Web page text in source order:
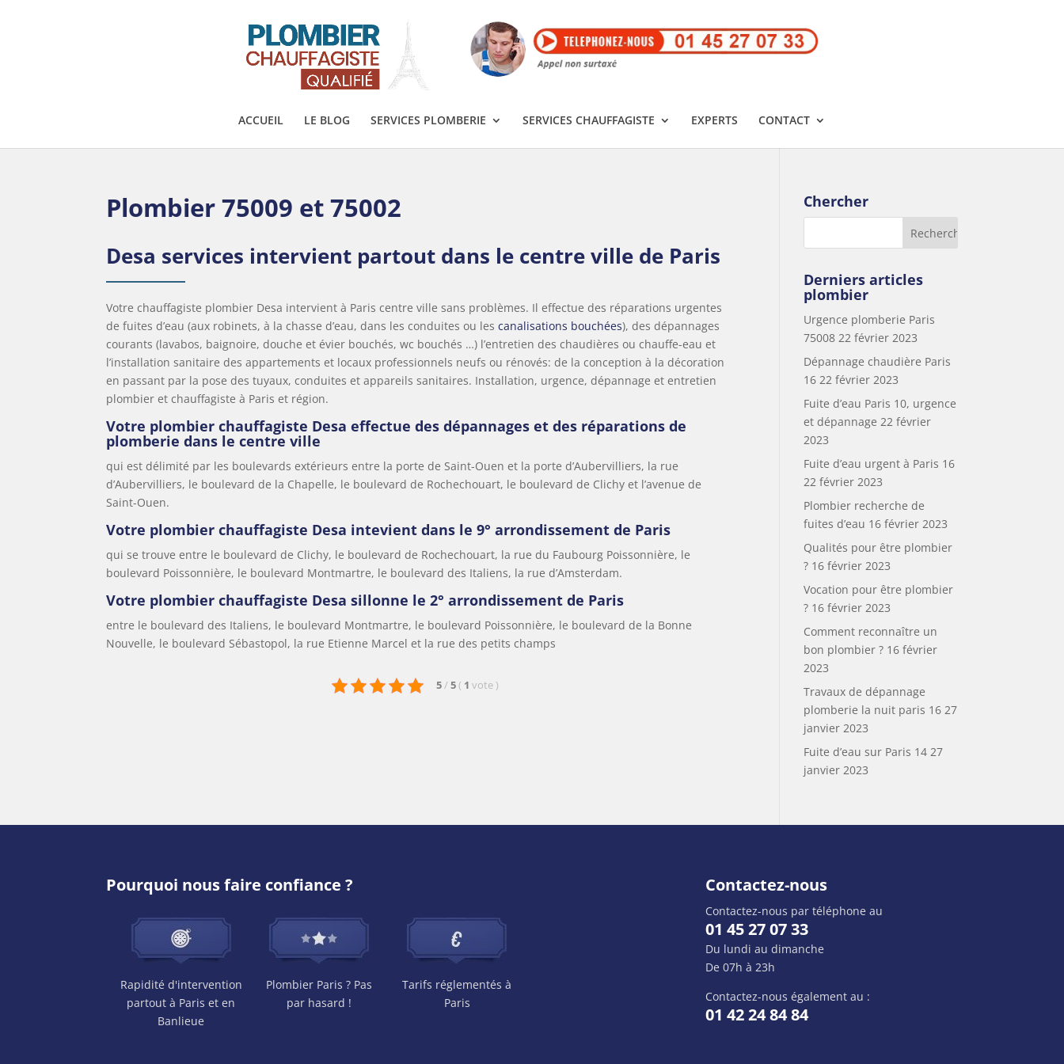
ACCUEIL LE BLOG SERVICES PLOMBERIE SERVICES CHAUFFAGISTE EXPERTS CONTACT
Plombier 75009 et 75002
Desa services intervient partout dans le centre ville de Paris
Votre chauffagiste plombier Desa intervient à Paris centre ville sans problèmes. Il effectue des réparations urgentes
de fuites d’eau (aux robinets, à la chasse d’eau, dans les conduites ou lescanalisations bouchées), des dépannages
courants (lavabos, baignoire, douche et évier bouchés, wc bouchés …) l’entretien des chaudières ou chauffe-eau et
l’installation sanitaire des appartements et locaux professionnels neufs ou rénovés: de la conception à la décoration
en passant par la pose des tuyaux, conduites et appareils sanitaires. Installation, urgence, dépannage et entretien
plombier et chauffagiste à Paris et région.
Votre plombier chauffagiste Desa effectue des dépannages et des réparations de
plomberie dans le centre ville
qui est délimité par les boulevards extérieurs entre la porte de Saint-Ouen et la porte d’Aubervilliers, la rue
d’Aubervilliers, le boulevard de la Chapelle, le boulevard de Rochechouart, le boulevard de Clichy et l’avenue de
Saint-Ouen.
Votre plombier chauffagiste Desa intevient dans le 9° arrondissement de Paris
qui se trouve entre le boulevard de Clichy, le boulevard de Rochechouart, la rue du Faubourg Poissonnière, le
boulevard Poissonnière, le boulevard Montmartre, le boulevard des Italiens, la rue d’Amsterdam.
Votre plombier chauffagiste Desa sillonne le 2° arrondissement de Paris
entre le boulevard des Italiens, le boulevard Montmartre, le boulevard Poissonnière, le boulevard de la Bonne
Nouvelle, le boulevard Sébastopol, la rue Etienne Marcel et la rue des petits champs
5/5( 1 vote )
Chercher
Derniers articles
plombier
Urgence plomberie Paris
75008 22 février 2023
Dépannage chaudière Paris
16 22 février 2023
Fuite d’eau Paris 10, urgence
et dépannage 22 février
2023
Fuite d’eau urgent à Paris 16
22 février 2023
Plombier recherche de
fuites d’eau 16 février 2023
Qualités pour être plombier
? 16 février 2023
Vocation pour être plombier
? 16 février 2023
Comment reconnaître un
bon plombier ? 16 février
2023
Travaux de dépannage
plomberie la nuit paris 16 27
janvier 2023
Fuite d’eau sur Paris 14 27
janvier 2023
Pourquoi nous faire confiance ?
Rapidité d'intervention
partout à Paris et en
Banlieue
Plombier Paris ? Pas
par hasard !
Tarifs réglementés à
Paris
Contactez-nous
Contactez-nous par téléphone au
01 45 27 07 33
Du lundi au dimanche
De 07h à 23h
Contactez-nous également au :
01 42 24 84 84